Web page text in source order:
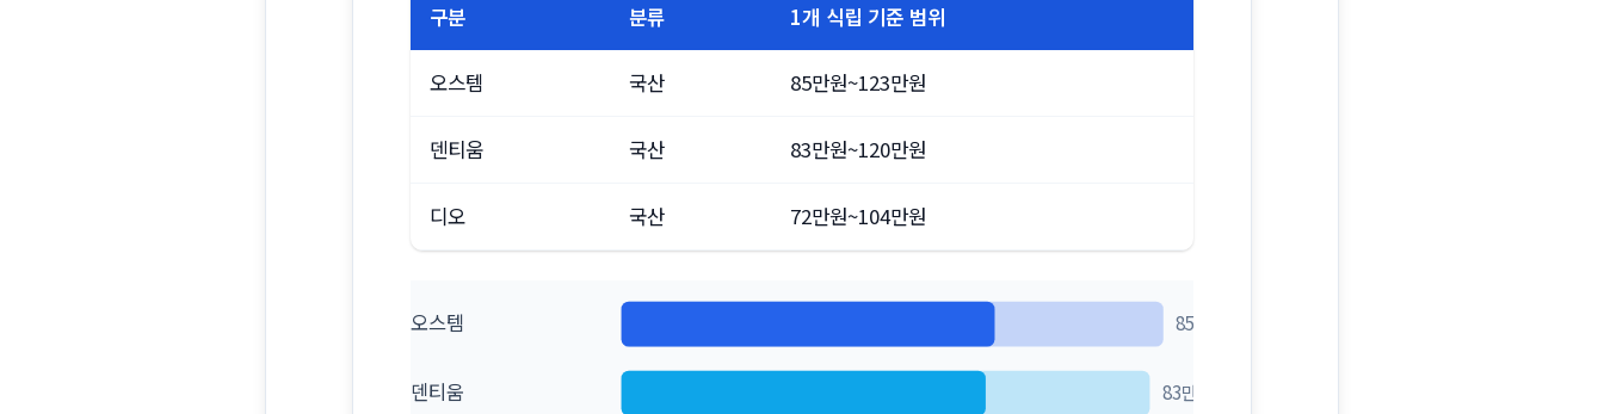
구분 분류 1개 식립 기준 범위
오스템 국산 85만원~123만원
덴티움 국산 83만원~120만원
디오 국산 72만원~104만원
오스템 85만원~123만원
덴티움 83만원~120만원